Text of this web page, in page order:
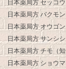
日本薬局方 セッコ
日本薬局方 バクモ
日本薬局方 オウゴン
日本薬局方 サンシ
日本薬局方 チモ（
日本薬局方 ショウ